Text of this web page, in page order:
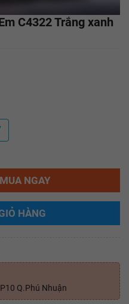
C4322 Trắng xanh
MUA NGAY
HÀNG
Q.Phú Nhuận